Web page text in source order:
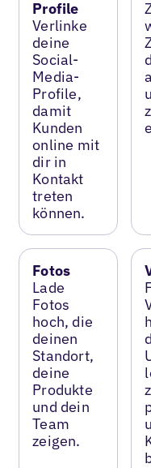
Profile
Verlinke
deine
Social-
Media-
Profile,
damit
Kunden
online mit
dir in
Kontakt
treten
können.
Fotos
Lade
Fotos
hoch, die
deinen
Standort,
deine
Produkte
und dein
Team
zeigen.